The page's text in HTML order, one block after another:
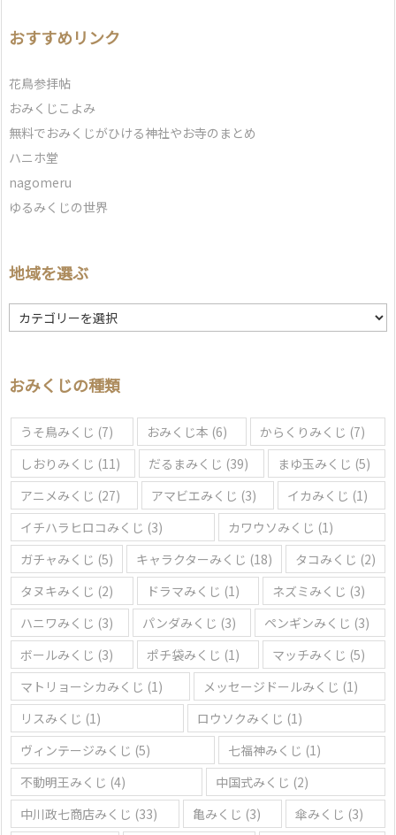
おすすめリンク
花鳥参拝帖
おみくじこよみ
無料でおみくじがひける神社やお寺のまとめ
ハニホ堂
nagomeru
ゆるみくじの世界
地域を選ぶ
地
域
ぶ
おみくじの種類
うそ鳥みくじ (7) おみくじ本 (6) からくりみくじ (7)
しおりみくじ (11) だるまみくじ (39) まゆ玉みくじ (5)
アニメみくじ (27) アマビエみくじ (3) イカみくじ (1)
イチハラヒロコみくじ (3) カワウソみくじ (1)
ガチャみくじ (5) キャラクターみくじ (18) タコみくじ (2)
タヌキみくじ (2) ドラマみくじ (1) ネズミみくじ (3)
ハニワみくじ (3) パンダみくじ (3) ペンギンみくじ (3)
ボールみくじ (3) ポチ袋みくじ (1) マッチみくじ (5)
マトリョーシカみくじ (1) メッセージドールみくじ (1)
リスみくじ (1) ロウソクみくじ (1)
ヴィンテージみくじ (5) 七福神みくじ (1)
不動明王みくじ (4) 中国式みくじ (2)
中川政七商店みくじ (33) 亀みくじ (3) 傘みくじ (3)